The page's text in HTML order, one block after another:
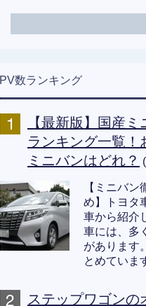
PV数ランキング
【最新版】国産
ランキング一覧！
ミニバンはどれ？
【ミニバン
め】トヨタ
車から紹介
車には、多
があります
とめていま
ステップワゴンの